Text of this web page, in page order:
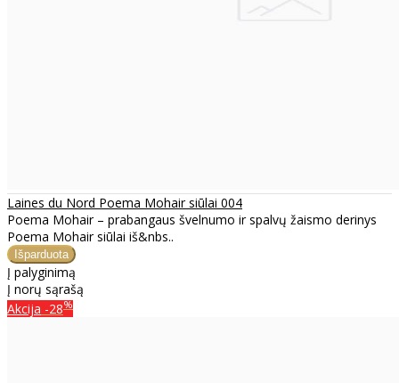
Laines du Nord Poema Mohair siūlai 004
Poema Mohair – prabangaus švelnumo ir spalvų žaismo derinys
Poema Mohair siūlai iš&nbs..
Į palyginimą
Į norų sąrašą
Akcija -28%